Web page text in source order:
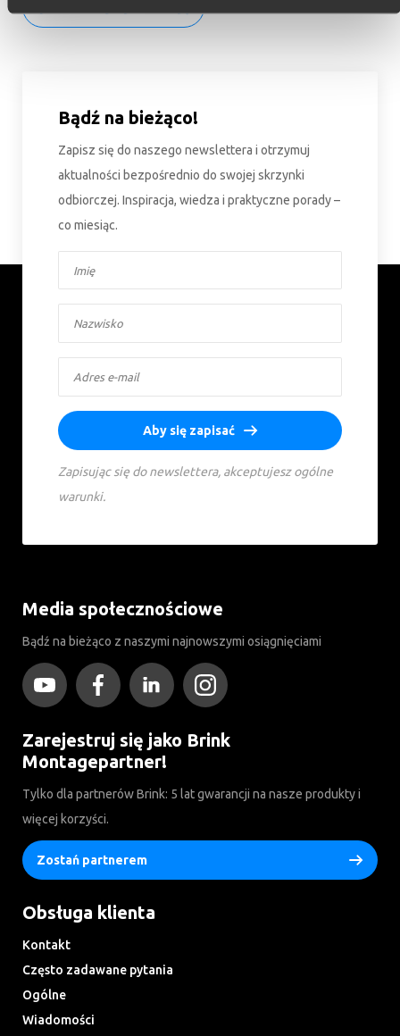
Bądź na bieżąco!
Zapisz się do naszego newslettera i otrzymuj
aktualności bezpośrednio do swojej skrzynki
odbiorczej. Inspiracja, wiedza i praktyczne porady –
co miesiąc.
Aby się zapisać
Zapisując się do newslettera, akceptujesz ogólne
warunki.
Media społecznościowe
Bądź na bieżąco z naszymi najnowszymi osiągnięciami
Zarejestruj się jako Brink
Montagepartner!
Tylko dla partnerów Brink: 5 lat gwarancji na nasze produkty i
więcej korzyści.
Zostań partnerem
Obsługa klienta
Kontakt
Często zadawane pytania
Ogólne
Wiadomości